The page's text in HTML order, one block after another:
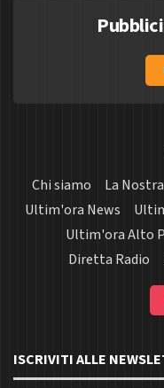
Chi siamo La
Ultim'ora News
Ultim'ora Alto
Diretta Radio
ISCRIVITI ALLE